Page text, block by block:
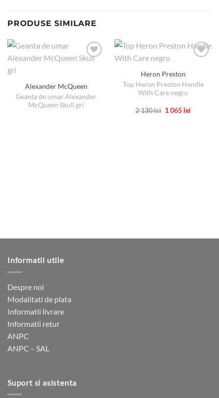
PRODUSE SIMILARE
Alexander McQueen
Geanta de umar Alexander
McQueen Skull gri
Heron Preston
Top Heron Preston Handle
With Care negru
2 130lei Prețul
1 065 leiPrețul
Informatii utile
Despre noi
Modalitati de plata
Informatii livrare
Informatii retur
ANPC
ANPC – SAL
Suport si asistenta